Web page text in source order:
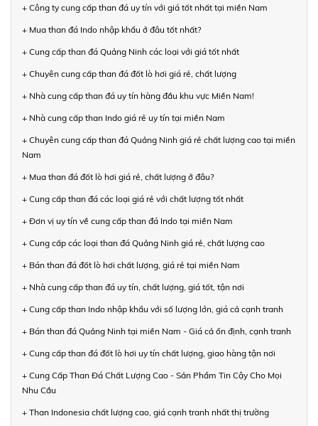
+ Công ty cung cấp than đá uy tín với giá tốt nhất tại miền Nam
+ Mua than đá Indo nhập khẩu ở đâu tốt nhất?
+ Cung cấp than đá Quảng Ninh các loại với giá tốt nhất
+ Chuyên cung cấp than đá đốt lò hơi giá rẻ, chất lượng
+ Nhà cung cấp than đá uy tín hàng đầu khu vực Miền Nam!
+ Nhà cung cấp than Indo giá rẻ uy tín tại miền Nam
+ Chuyên cung cấp than đá Quảng Ninh giá rẻ chất lượng cao tại miền
Nam
+ Mua than đá đốt lò hơi giá rẻ, chất lượng ở đâu?
+ Cung cấp than đá các loại giá rẻ với chất lượng tốt nhất
+ Đơn vị uy tín về cung cấp than đá Indo tại miền Nam
+ Cung cấp các loại than đá Quảng Ninh giá rẻ, chất lượng cao
+ Bán than đá đốt lò hơi chất lượng, giá rẻ tại miền Nam
+ Nhà cung cấp than đá uy tín, chất lượng, giá tốt, tận nơi
+ Cung cấp than Indo nhập khẩu với số lượng lớn, giá cả cạnh tranh
+ Bán than đá Quảng Ninh tại miền Nam - Giá cả ổn định, cạnh tranh
+ Cung cấp than đá đốt lò hơi uy tín chất lượng, giao hàng tận nơi
+ Cung Cấp Than Đá Chất Lượng Cao - Sản Phẩm Tin Cậy Cho Mọi
Nhu Cầu
+ Than Indonesia chất lượng cao, giá cạnh tranh nhất thị trường